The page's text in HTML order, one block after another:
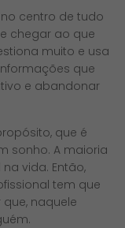
centro de tudo
chegar ao que
muito e usa
que
e abandonar
que é
sonho. A maioria
vida. Então,
tem que
naquele